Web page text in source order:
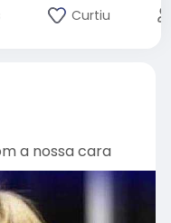
Curtiu
a nossa cara